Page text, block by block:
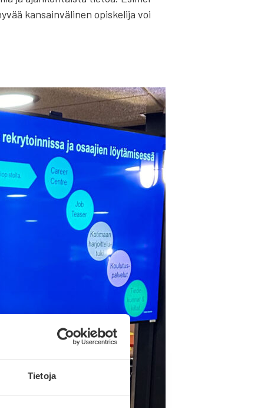
Tietoja
kan­sain­vä­li­nen opis­ke­li­ja voi